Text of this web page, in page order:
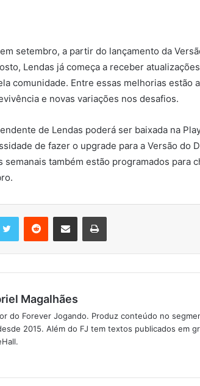
setembro, a partir do lançamento da
Lendas já começa a receber
comunidade. Entre essas melhorias estão
e novas variações nos desafios.
de Lendas poderá ser baixada na
de fazer o upgrade para a Versão do
semanais também estão programados para
Magalhães
do Forever Jogando. Produz conteúdo no
2015. Além do FJ tem textos publicados em